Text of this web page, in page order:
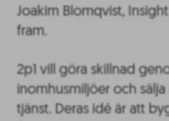
Joakim Blomqvist,
fram.
2p1 vill göra skillnad
inomhusmiljöer och
tjänst. Deras idé är att